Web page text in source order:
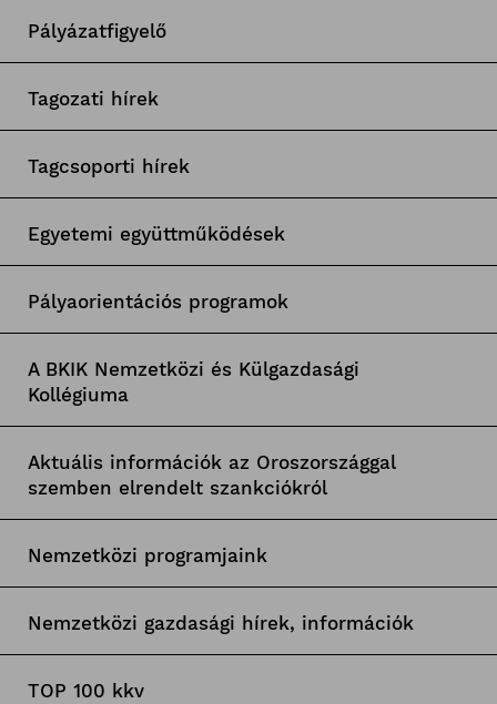
Pályázatfigyelő
Tagozati hírek
Tagcsoporti hírek
Egyetemi együttműködések
Pályaorientációs programok
A BKIK Nemzetközi és Külgazdasági
Kollégiuma
Aktuális információk az Oroszországgal
szemben elrendelt szankciókról
Nemzetközi programjaink
Nemzetközi gazdasági hírek, információk
TOP 100 kkv